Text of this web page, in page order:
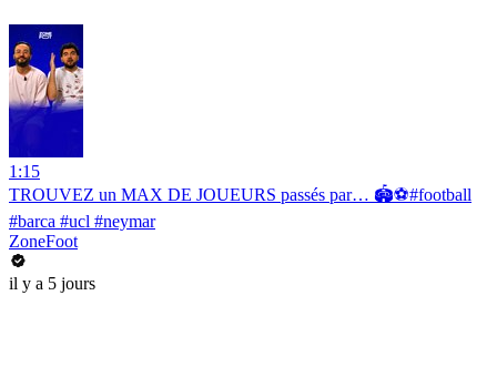
1:15
TROUVEZ un MAX DE JOUEURS passés par… 🏟️⚽️#football
#barca #ucl #neymar
ZoneFoot
il y a 5 jours